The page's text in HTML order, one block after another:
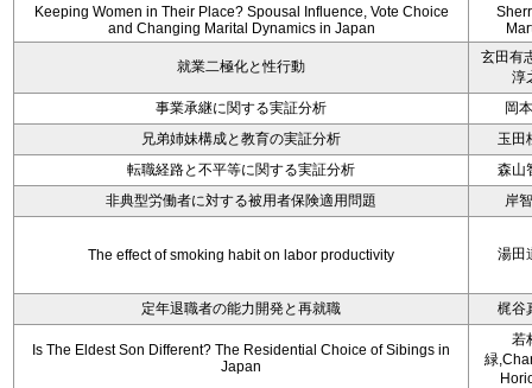
Keeping Women in Their Place? Spousal Influence, Vote Choice
and Changing Marital Dynamics in Japan
就業二極化と性行動
玄田有
淳
事業承継に関する実証分析
岡
兄弟姉妹構成と教育の実証分析
玉田
転職経路と不平等に関する実証分析
森山
非典型労働者に対する被用者保険適用問題
岸
The effect of smoking habit on labor productivity 湯田
定年退職者の能力開発と再就職 梶谷
Is The Eldest Son Different? The Residential Choice of Sibings in
Japan
若
緑